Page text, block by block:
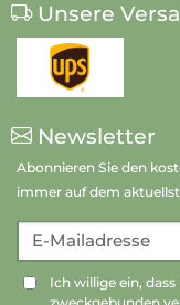
Unsere
Newsletter
Abonnieren Sie den
immer auf dem
E-Mailadresse
Ich willige ein,